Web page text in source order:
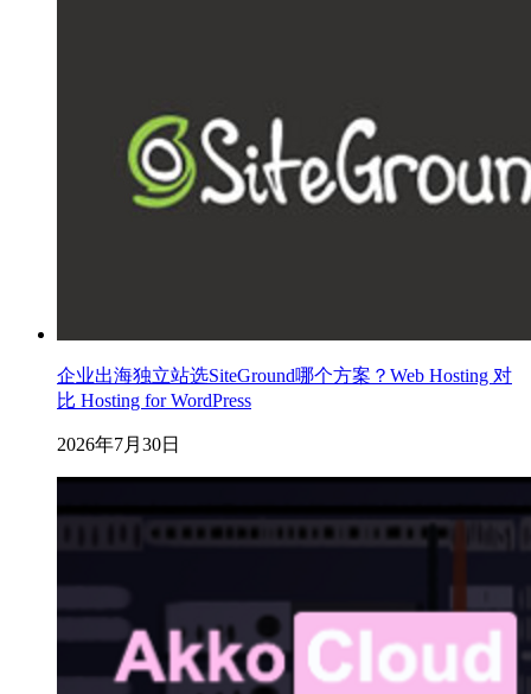
企业出海独立站选SiteGround哪个方案？Web Hosting 对
比 Hosting for WordPress
2026年7月30日